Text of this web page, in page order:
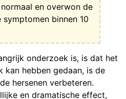
en overwon de
symptomen binnen 10
onderzoek is, is dat het
kan hebben gedaan, is de
hersenen verbeteren.
en dramatische effect,